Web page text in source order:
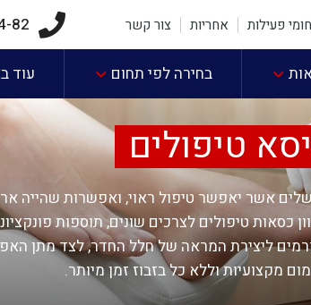
פעילות אחריות צור קשר 82
בחירה לפי תחום עוד
טיפולים
אשר יאפשר טיפול ראוי, ואפשרות שהייה
כסאות טיפולים לצרכים שונים, תוספות
ליצירת המראה של חלל החדר, לצד מתן
מקצועיות וללא כל בזבוז זמן מיותר.